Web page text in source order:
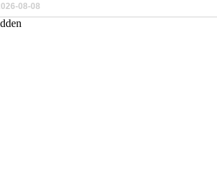
實就是想要國庫通黨庫，鬧出最大的醜
08-08